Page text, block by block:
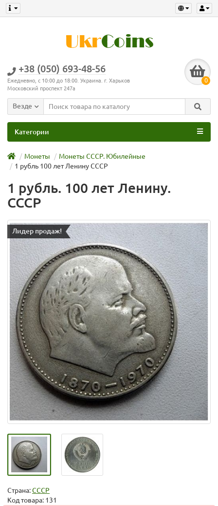
+38 (050) 693-48-56
Ежедневно, с 10:00 до 18:00. Украина. г. Харьков
Московский проспект 247а
0
Везде
Категории
Монеты
Монеты СССР. Юбилейные
1 рубль 100 лет Ленину СССР
1 рубль. 100 лет Ленину.
СССР
Лидер продаж!
Страна:СССР
Код товара: 131